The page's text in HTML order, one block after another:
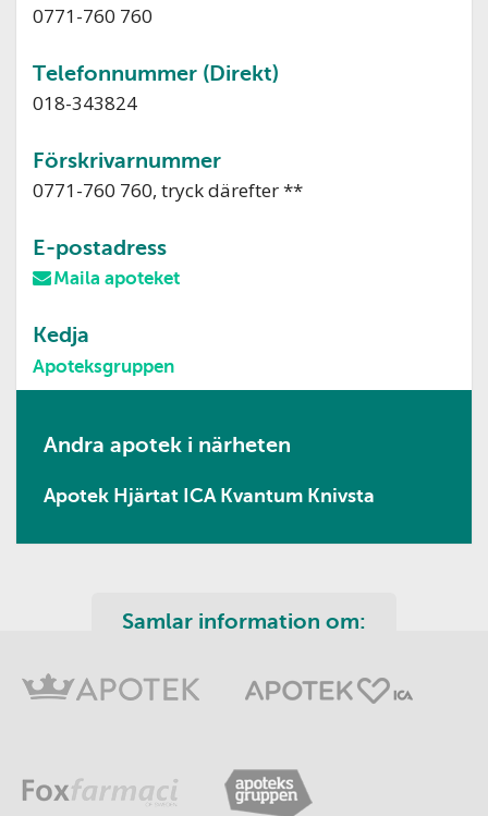
0771-760 760
Telefonnummer (Direkt)
018-343824
Förskrivarnummer
0771-760 760, tryck därefter **
E-postadress
Maila apoteket
Kedja
Apoteksgruppen
Andra apotek i närheten
Apotek Hjärtat ICA Kvantum Knivsta
Samlar information om: